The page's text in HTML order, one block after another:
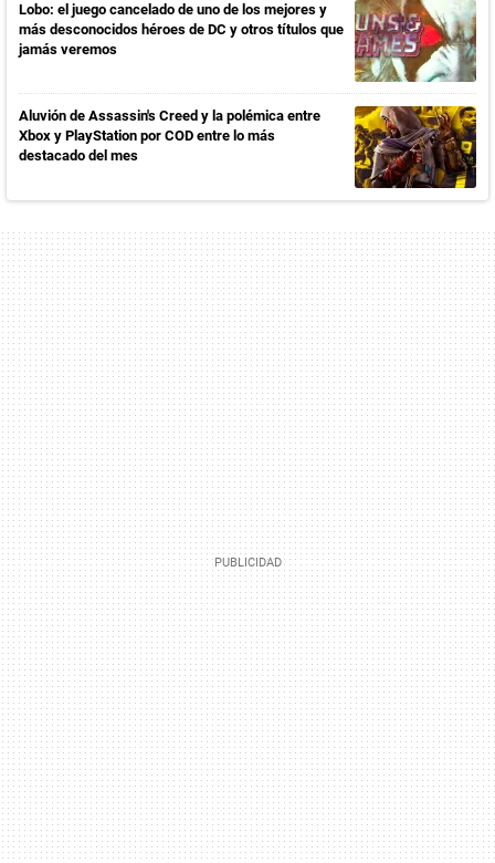
Lobo: el juego cancelado de uno de los mejores y
más desconocidos héroes de DC y otros títulos que
jamás veremos
Aluvión de Assassin's Creed y la polémica entre
Xbox y PlayStation por COD entre lo más
destacado del mes